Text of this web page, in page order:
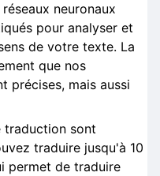
neuronaux
pour analyser et
de votre texte. La
que nos
précises, mais aussi
traduction sont
traduire jusqu'à 10
permet de traduire